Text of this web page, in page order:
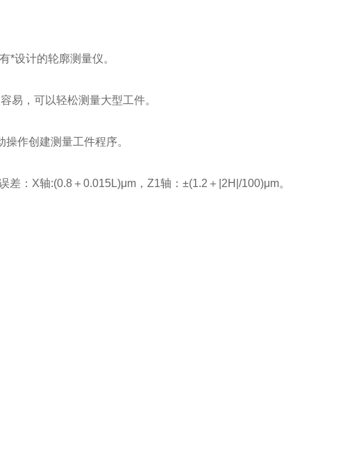
*设计的轮廓测量仪。
易，可以轻松测量大型工件。
作创建测量工件程序。
：X轴:(0.8＋0.015L)μm，Z1轴：±(1.2＋|2H|/100)μm。